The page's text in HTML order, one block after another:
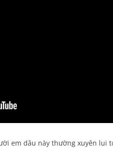
em dâu này thường xuyên lui